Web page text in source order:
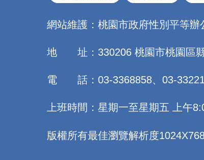
網站維護：桃園市政府性別平等
地 址：330206 桃園市桃園區
電 話：03-3368858、03-
上班時間：星期一至星期五 上午
版權所有最佳瀏覽解析度